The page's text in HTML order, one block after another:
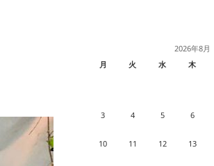
2026年8月
月
火 水 木
3 4 5 6
10 11 12 13